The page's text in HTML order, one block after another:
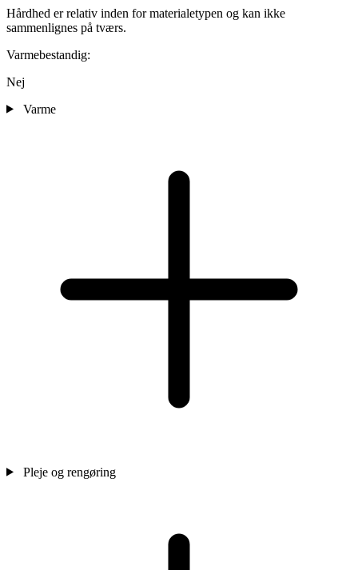
Hårdhed er relativ inden for materialetypen og kan ikke
sammenlignes på tværs.
Varmebestandig:
Nej
Varme
Pleje og rengøring